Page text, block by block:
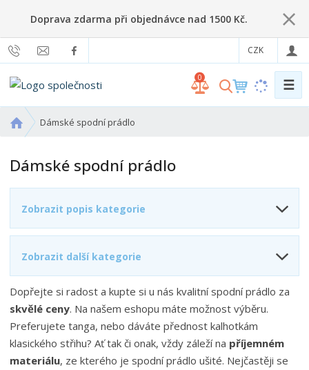
Doprava zdarma při objednávce nad 1500 Kč.
CZK
V
a
0 ☰
v
d
s
t
a
n
a
Dámské spodní prádlo
Dámské spodní prádlo
Zobrazit popis kategorie
Zobrazit další kategorie
Dopřejte si radost a kupte si u nás kvalitní spodní prádlo za
skvělé ceny. Na našem eshopu máte možnost výběru.
Preferujete tanga, nebo dáváte přednost kalhotkám
klasického střihu? Ať tak či onak, vždy záleží na příjemném
materiálu, ze kterého je spodní prádlo ušité. Nejčastěji se